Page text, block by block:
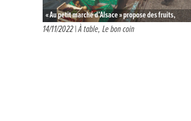
« Au petit marché d’Alsace » propose des fruits,
légumes et autres produits régionaux, cultivés par des
14/11/2022 |À table, Le bon coin